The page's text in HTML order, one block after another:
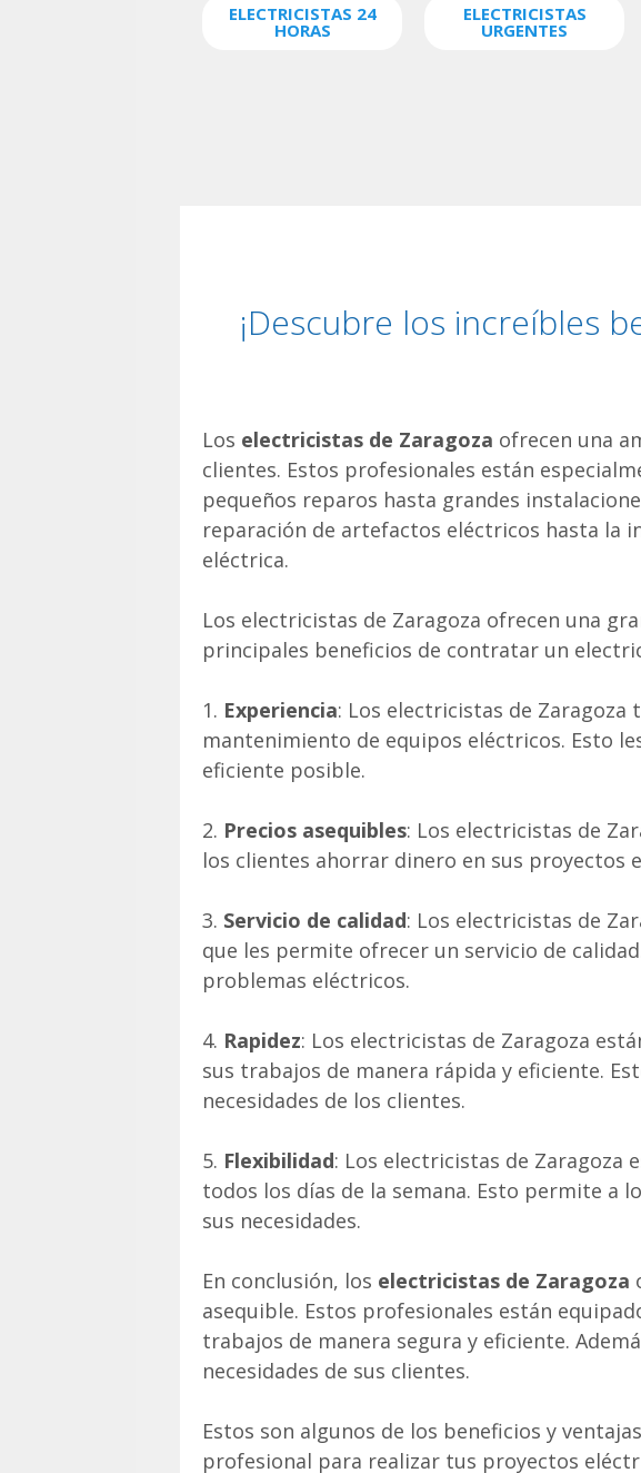
ELECTRICISTAS 24
HORAS
ELECTRICISTAS
URGENTES
¡Descubre los increíbles
Los electricistas de Zaragoza ofrecen una
clientes. Estos profesionales están
pequeños reparos hasta grandes
reparación de artefactos eléctricos hasta la
eléctrica.
Los electricistas de Zaragoza ofrecen una
principales beneficios de contratar un
1. Experiencia: Los electricistas de Zaragoza
mantenimiento de equipos eléctricos. Esto
eficiente posible.
2. Precios asequibles: Los electricistas de
los clientes ahorrar dinero en sus proyectos
3. Servicio de calidad: Los electricistas de
que les permite ofrecer un servicio de
problemas eléctricos.
4. Rapidez: Los electricistas de Zaragoza
sus trabajos de manera rápida y eficiente.
necesidades de los clientes.
5. Flexibilidad: Los electricistas de Zaragoza
todos los días de la semana. Esto permite a
sus necesidades.
En conclusión, los electricistas de Zaragoza
asequible. Estos profesionales están
trabajos de manera segura y eficiente.
necesidades de sus clientes.
Estos son algunos de los beneficios y
profesional para realizar tus proyectos